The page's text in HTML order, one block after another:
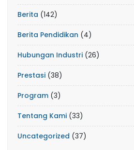
Berita (142)
Berita Pendidikan (4)
Hubungan Industri (26)
Prestasi (38)
Program (3)
Tentang Kami (33)
Uncategorized (37)